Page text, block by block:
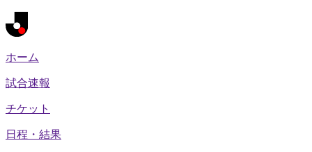
ホーム
試合速報
チケット
日程・結果